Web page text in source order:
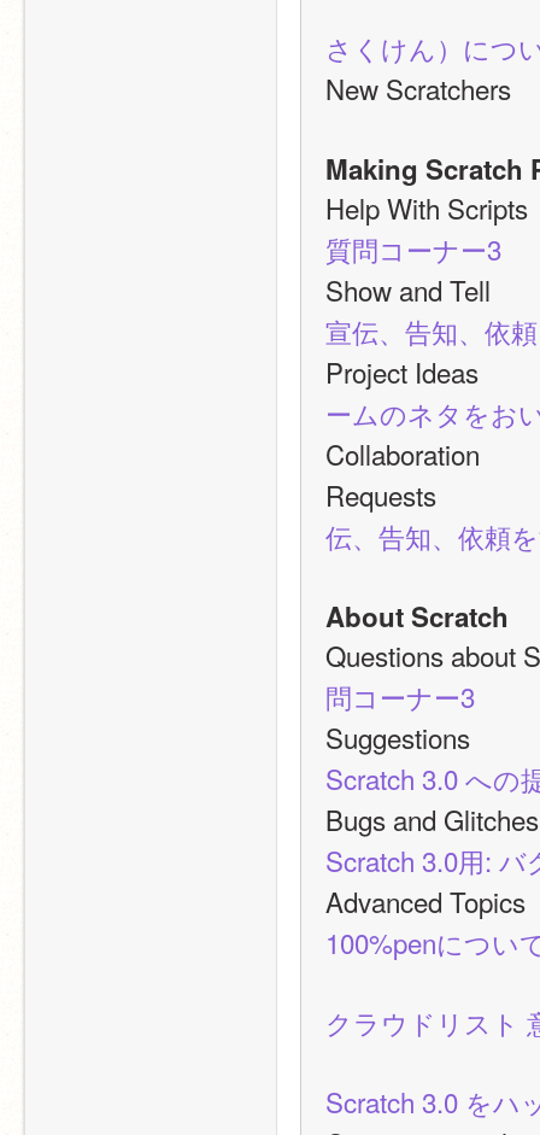
さくけん）につ
New Scratchers
Making Scratch
Help With
質問コーナー3
Show and Tell
宣伝、告知、依
Project Ideas
ームのネタをお
Collaboration　
Requests
伝、告知、依頼
About Scratch
Questions
問コーナー3
Scratch 3.0 への
Bugs and
Scratch 3.0用:
Advanced
100%penについ
クラウドリスト
Scratch 3.0 をハ